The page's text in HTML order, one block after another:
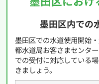
墨田区内での
墨田区での水道使用開始
都水道局お客さまセンタ
での受付に対応している
きましょう。